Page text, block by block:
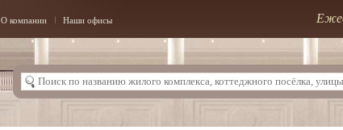
О компании Наши офисы